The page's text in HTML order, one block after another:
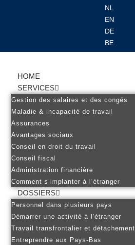
NL
EN
DE
BE
HOME
SERVICES
Gestion des salaires et des congés
Maladie & incapacité de travail
Assurances
Avantages sociaux
Conseil en droit du travail
Conseil fiscal
Administration financière
Comment s’implanter à l’étranger
DOSSIERS
Personnel dans plusieurs pays
Démarrer une activité à l’étranger
Travail transfrontalier et détachement
Entreprendre aux Pays-Bas